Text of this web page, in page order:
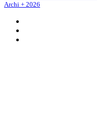
Archi + 2026